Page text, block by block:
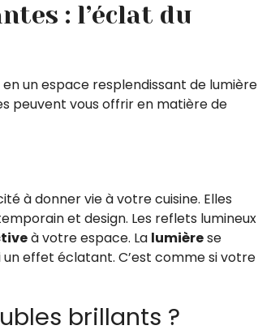
: l’éclat du
un espace resplendissant de lumière
peuvent vous offrir en matière de
à donner vie à votre cuisine. Elles
et design. Les reflets lumineux
à votre espace. La lumièrese
effet éclatant. C’est comme si votre
brillants ?